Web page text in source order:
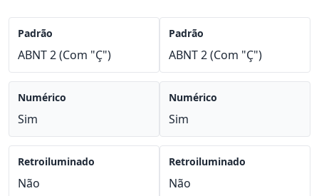
Padrão
ABNT 2 (Com "Ç")
Numérico
Sim
Retroiluminado
Não
Padrão
ABNT 2 (Com "Ç")
Numérico
Sim
Retroiluminado
Não